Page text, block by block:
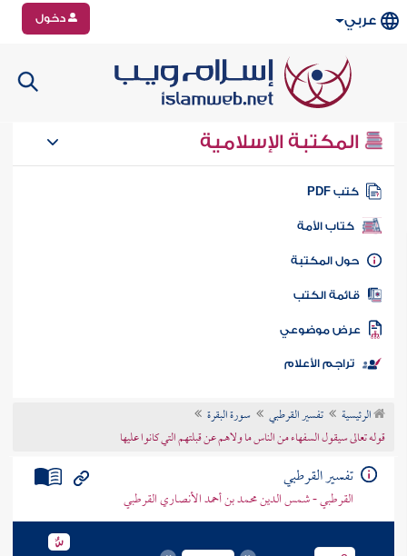
عربي دخول
المكتبة الإسلامية
كتب PDF
كتاب الأمة
المكتبة
الكتب
موضوعي
تراجم الأعلام
الرئيسية تفسير القرطبي
سورة البقرة
قوله تعالى سيقول السفهاء من الناس ما ولاهم عن قبلتهم التي كانوا عليها
تفسير القرطبي
القرطبي - شمس الدين محمد بن أحمد الأنصاري القرطبي